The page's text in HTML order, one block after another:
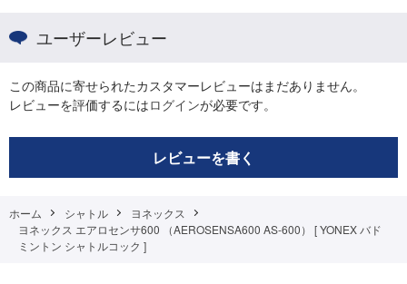
ユーザーレビュー
この商品に寄せられたカスタマーレビューはまだありません。
レビューを評価するにはログインが必要です。
レビューを書く
ホーム シャトル
ヨネックス
ヨネックス エアロセンサ600 （AEROSENSA600 AS-600） [ YONEX バド
ミントン シャトルコック ]